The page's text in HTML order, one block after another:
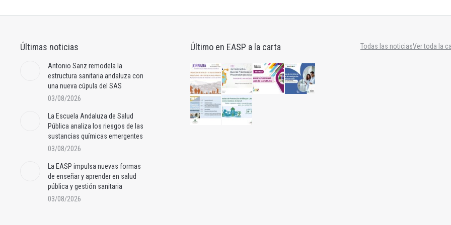
Últimas noticias
Antonio Sanz remodela la
estructura sanitaria andaluza con
una nueva cúpula del SAS
03/08/2026
La Escuela Andaluza de Salud
Pública analiza los riesgos de las
sustancias químicas emergentes
03/08/2026
La EASP impulsa nuevas formas
de enseñar y aprender en salud
pública y gestión sanitaria
03/08/2026
Último en EASP a la carta Todas las noticiasVer toda la